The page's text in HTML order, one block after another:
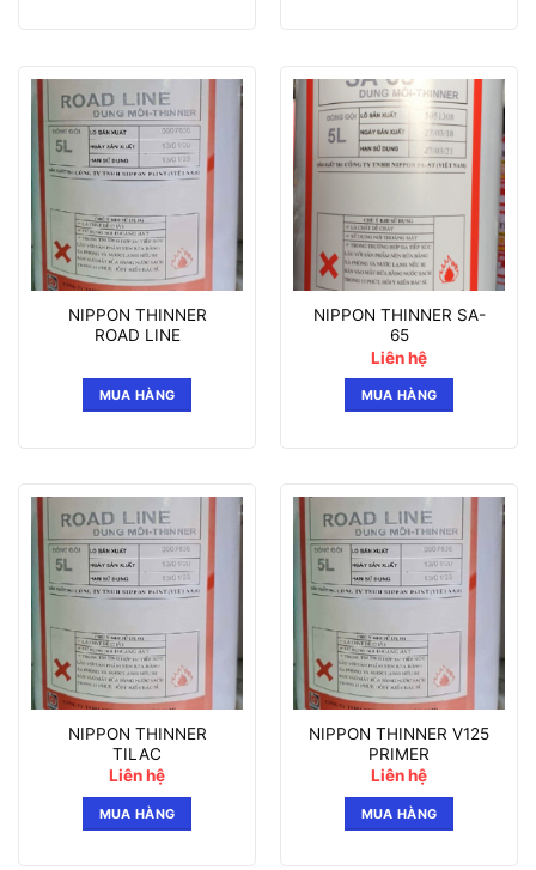
NIPPON THINNER
ROAD LINE
MUA HÀNG
NIPPON THINNER SA-
65
Liên hệ
MUA HÀNG
NIPPON THINNER
TILAC
Liên hệ
MUA HÀNG
NIPPON THINNER V125
PRIMER
Liên hệ
MUA HÀNG